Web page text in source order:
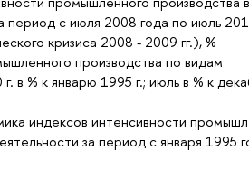
период с июля 2008 года по июль
кризиса 2008 - 2009 гг.), %
производства по видам
в % к январю 1995 г.; июль в % к
индексов интенсивности
за период с января 1995